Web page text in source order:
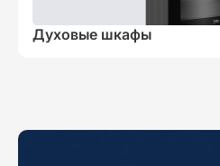
Духовые шкафы